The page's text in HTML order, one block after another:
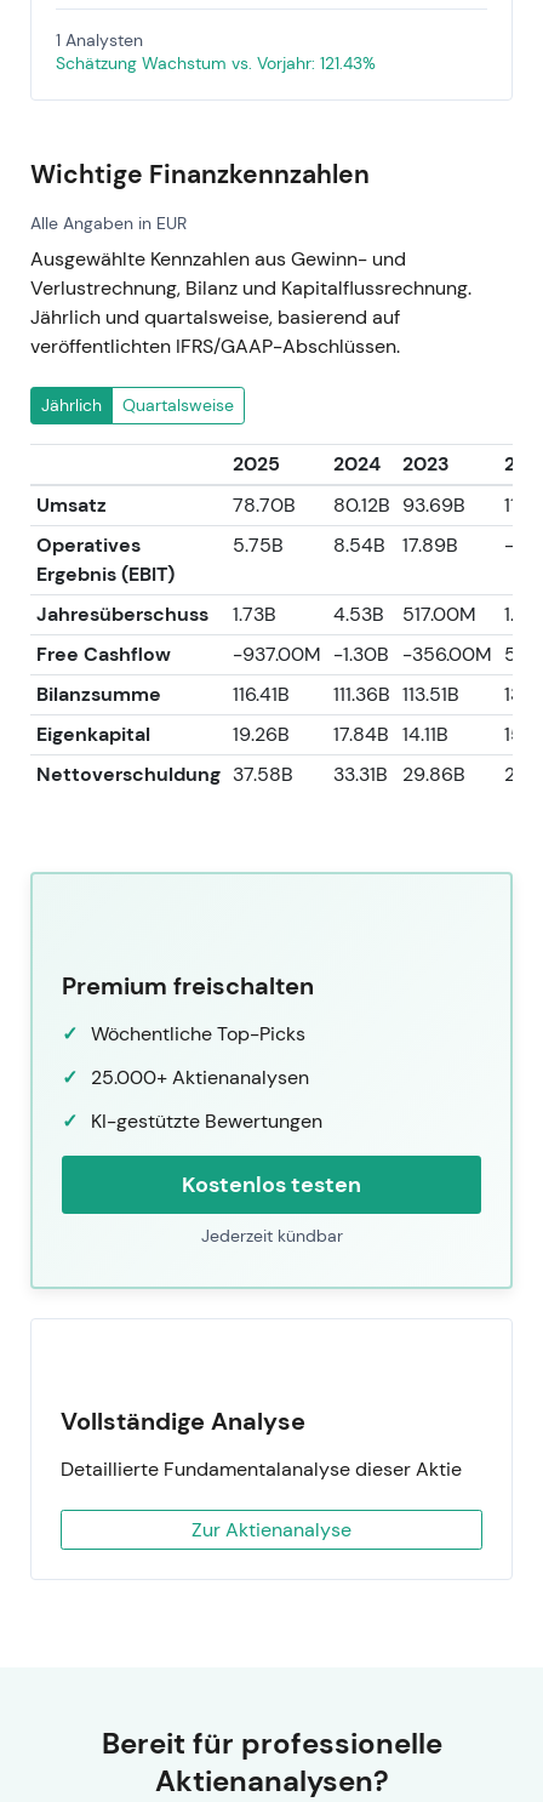
1 Analysten
Schätzung Wachstum vs. Vorjahr: 121.43%
Wichtige Finanzkennzahlen
Alle Angaben in EUR
Ausgewählte Kennzahlen aus Gewinn- und
Verlustrechnung, Bilanz und Kapitalflussrechnung.
Jährlich und quartalsweise, basierend auf
veröffentlichten IFRS/GAAP-Abschlüssen.
Jährlich Quartalsweise
2025 2024 2023
Umsatz
78.70B 80.12B 93.69B
Operatives
Ergebnis (EBIT)
5.75B 8.54B 17.89B -
Jahresüberschuss 1.73B 4.53B 517.00M
Free Cashflow
-937.00M -1.30B -356.00M
Bilanzsumme
116.41B 111.36B 113.51B
Eigenkapital
19.26B 17.84B 14.11B
Nettoverschuldung 37.58B 33.31B 29.86B
Premium freischalten
Wöchentliche Top-Picks
25.000+ Aktienanalysen
KI-gestützte Bewertungen
Kostenlos testen
Jederzeit kündbar
Vollständige Analyse
Detaillierte Fundamentalanalyse dieser Aktie
Zur Aktienanalyse
Bereit für professionelle
Aktienanalysen?